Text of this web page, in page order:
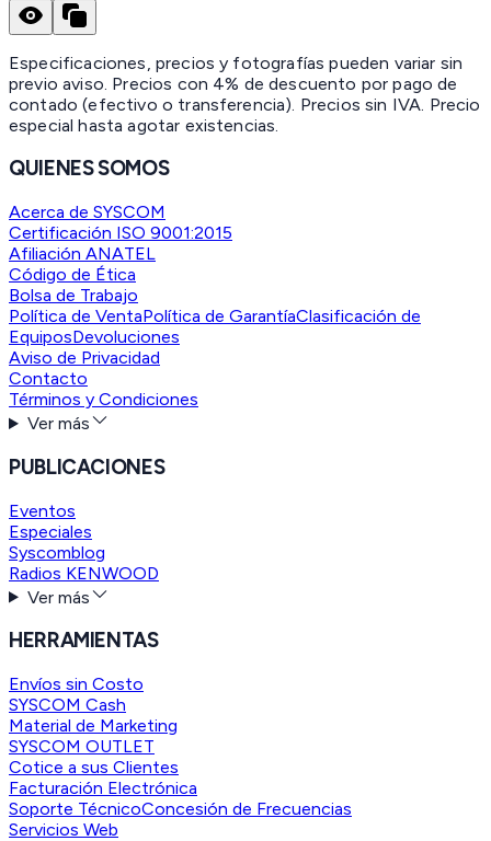
Especificaciones, precios y fotografías pueden variar sin
previo aviso. Precios con 4% de descuento por pago de
contado (efectivo o transferencia). Precios sin IVA. Precio
especial hasta agotar existencias.
QUIENES SOMOS
Acerca de SYSCOM
Certificación ISO 9001:2015
Afiliación ANATEL
Código de Ética
Bolsa de Trabajo
Política de VentaPolítica de GarantíaClasificación de
EquiposDevoluciones
Aviso de Privacidad
Contacto
Términos y Condiciones
Ver más
PUBLICACIONES
Eventos
Especiales
Syscomblog
Radios KENWOOD
Ver más
HERRAMIENTAS
Envíos sin Costo
SYSCOM Cash
Material de Marketing
SYSCOM OUTLET
Cotice a sus Clientes
Facturación Electrónica
Soporte TécnicoConcesión de Frecuencias
Servicios Web